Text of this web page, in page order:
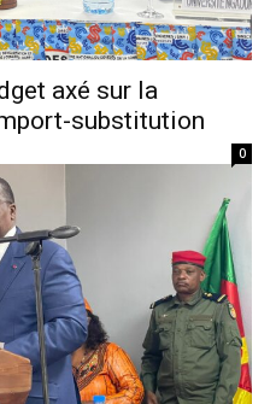
axé sur la
substitution
0